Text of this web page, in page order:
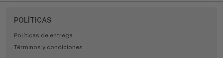
POLÍTICAS
Políticas de entrega
Términos y condiciones